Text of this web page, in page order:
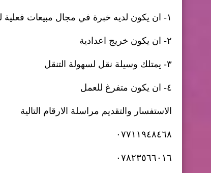
١- ان يكون لديه خبرة في مجال مبيعات فعلية لمدة سنه فما فوق
٢- ان يكون خريج اعدادية
٣- يمتلك وسيلة نقل لسهولة التنقل
٤- ان يكون متفرغ للعمل
الاستفسار والتقديم مراسلة الارقام التالية
٠٧٧١١٩٤٨٤٦٨
٠٧٨٢٣٥٦٦٠١٦